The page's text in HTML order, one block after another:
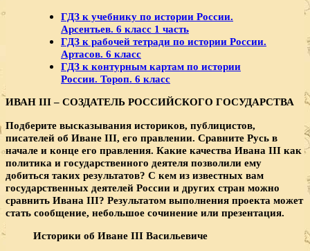
ГДЗ к учебнику по истории России.
Арсентьев. 6 класс 1 часть
ГДЗ к рабочей тетради по истории России.
Артасов. 6 класс
ГДЗ к контурным картам по истории
России. Тороп. 6 класс
ИВАН III – СОЗДАТЕЛЬ РОССИЙСКОГО ГОСУДАРСТВА
Подберите высказывания историков, публицистов,
писателей об Иване III, его правлении. Сравните Русь в
начале и конце его правления. Какие качества Ивана III как
политика и государственного деятеля позволили ему
добиться таких результатов? С кем из известных вам
государственных деятелей России и других стран можно
сравнить Ивана III? Результатом выполнения проекта может
стать сообщение, небольшое сочинение или презентация.
Историки об Иване III Васильевиче